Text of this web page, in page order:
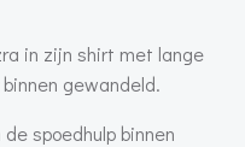
in zijn shirt met lange
gewandeld.
spoedhulp binnen